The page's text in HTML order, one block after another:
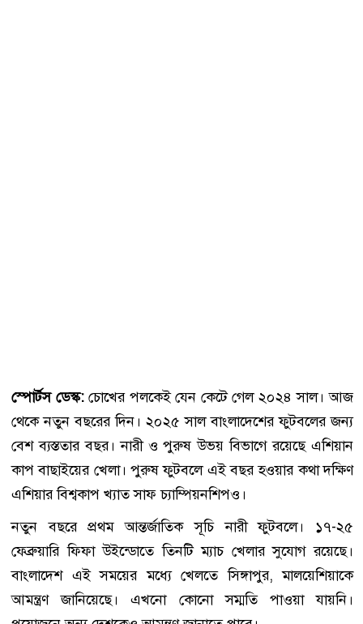
স্পোর্টস ডেস্ক:চোখের পলকেই যেন কেটে গেল ২০২৪ সাল। আজ
থেকে নতুন বছরের দিন। ২০২৫ সাল বাংলাদেশের ফুটবলের জন্য
বেশ ব্যস্ততার বছর। নারী ও পুরুষ উভয় বিভাগে রয়েছে এশিয়ান
কাপ বাছাইয়ের খেলা। পুরুষ ফুটবলে এই বছর হওয়ার কথা দক্ষিণ
এশিয়ার বিশ্বকাপ খ্যাত সাফ চ্যাম্পিয়নশিপও।
নতুন বছরে প্রথম আন্তর্জাতিক সূচি নারী ফুটবলে। ১৭-২৫
ফেব্রুয়ারি ফিফা উইন্ডোতে তিনটি ম্যাচ খেলার সুযোগ রয়েছে।
বাংলাদেশ এই সময়ের মধ্যে খেলতে সিঙ্গাপুর, মালয়েশিয়াকে
আমন্ত্রণ জানিয়েছে। এখনো কোনো সম্মতি পাওয়া যায়নি।